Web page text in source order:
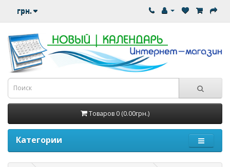
грн.
Товаров 0 (0.00грн.)
Категории